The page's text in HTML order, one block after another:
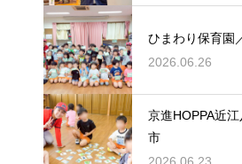
ひまわり保育園
2026.06.26
京進HOPPA近
市